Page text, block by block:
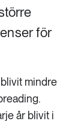
för
mindre
år blivit i